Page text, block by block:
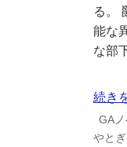
る。
能な
な部
続き
GA
やとぎ